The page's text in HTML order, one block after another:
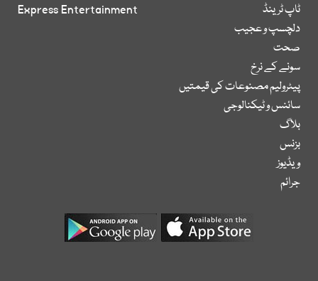
ٹاپ ٹرینڈ
دلچسپ و عجیب
صحت
سونے کے نرخ
پیٹرولیم مصنوعات کی قیمتیں
سائنس و ٹیکنالوجی
بلاگ
بزنس
ویڈیوز
جرائم
Express Entertainment